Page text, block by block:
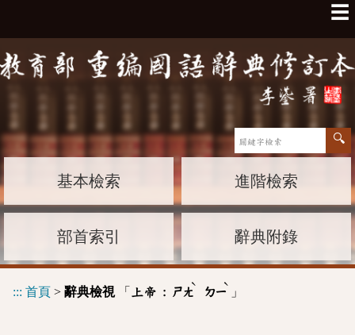
☰
基本檢索 進階檢索
部首索引 辭典附錄
::: 首頁 > 辭典檢視「 上帝 : ㄕㄤ
ˋ
ㄉㄧ
ˋ
」